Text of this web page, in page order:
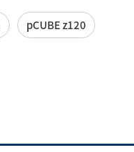
pCUBE z120